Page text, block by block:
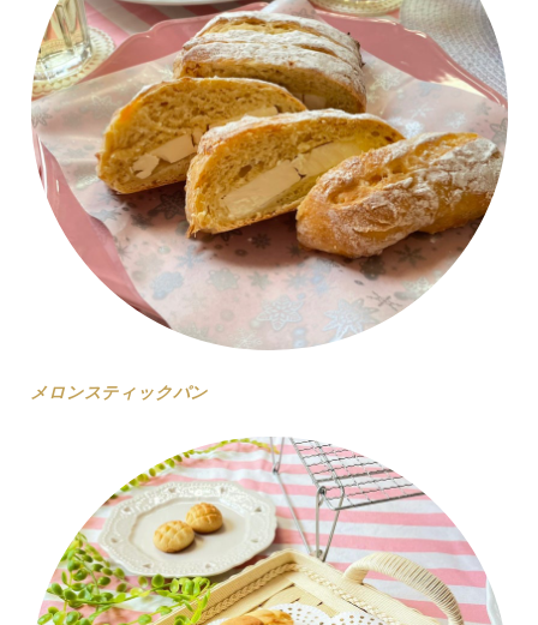
メロンスティックパン